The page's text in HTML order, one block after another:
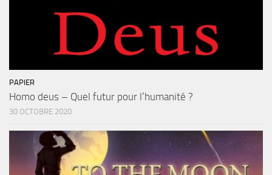
PAPIER
Homo deus – Quel futur pour l’humanité ?
30 OCTOBRE 2020